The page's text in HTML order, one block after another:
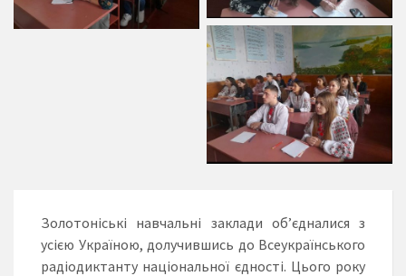
Золотоніські навчальні заклади об’єдналися з
усією Україною, долучившись до Всеукраїнського
радіодиктанту національної єдності. Цього року